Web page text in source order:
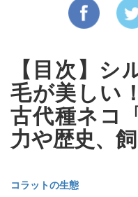
【目次】
毛が美しい
古代種ネコ
力や歴史、
コラットの生態